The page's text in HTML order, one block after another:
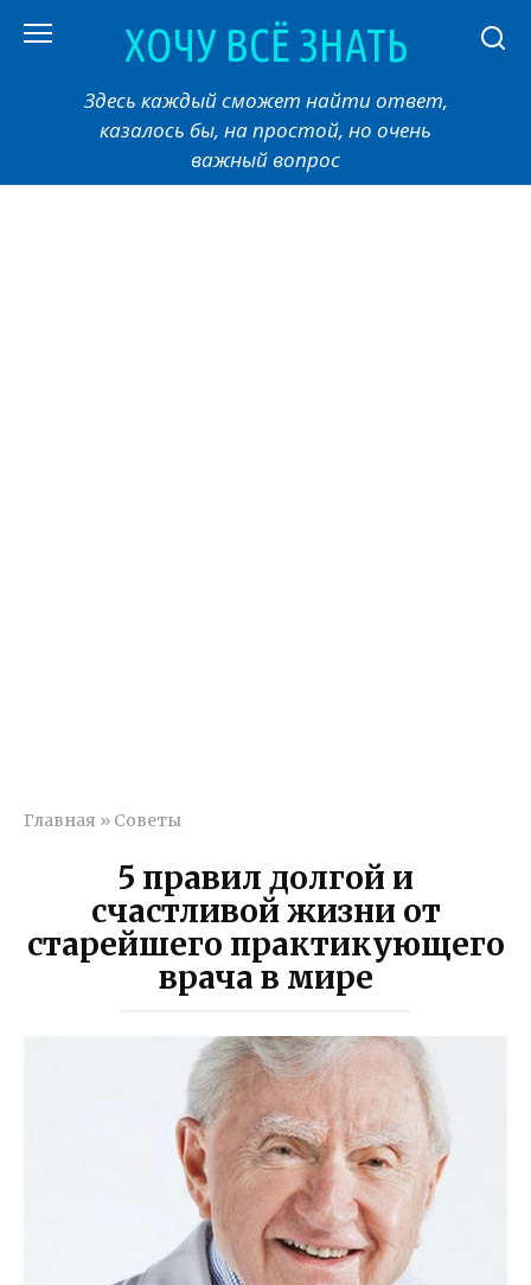
ХОЧУ ВСЁ ЗНАТЬ
Здесь каждый сможет найти ответ,
казалось бы, на простой, но очень
важный вопрос
Главная » Советы
5 правил долгой и
счастливой жизни от
старейшего практикующего
врача в мире